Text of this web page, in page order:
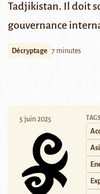
Tadjikistan. Il doit
gouvernance
Décryptage 7 minutes
5 juin 2025